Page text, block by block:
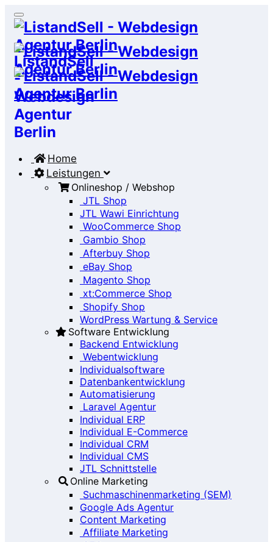
Home
Leistungen
Onlineshop / Webshop
JTL Shop
JTL Wawi Einrichtung
WooCommerce Shop
Gambio Shop
Afterbuy Shop
eBay Shop
Magento Shop
xt:Commerce Shop
Shopify Shop
WordPress Wartung & Service
Software Entwicklung
Backend Entwicklung
Webentwicklung
Individualsoftware
Datenbankentwicklung
Automatisierung
Laravel Agentur
Individual ERP
Individual E-Commerce
Individual CRM
Individual CMS
JTL Schnittstelle
Online Marketing
Suchmaschinenmarketing (SEM)
Google Ads Agentur
Content Marketing
Affiliate Marketing